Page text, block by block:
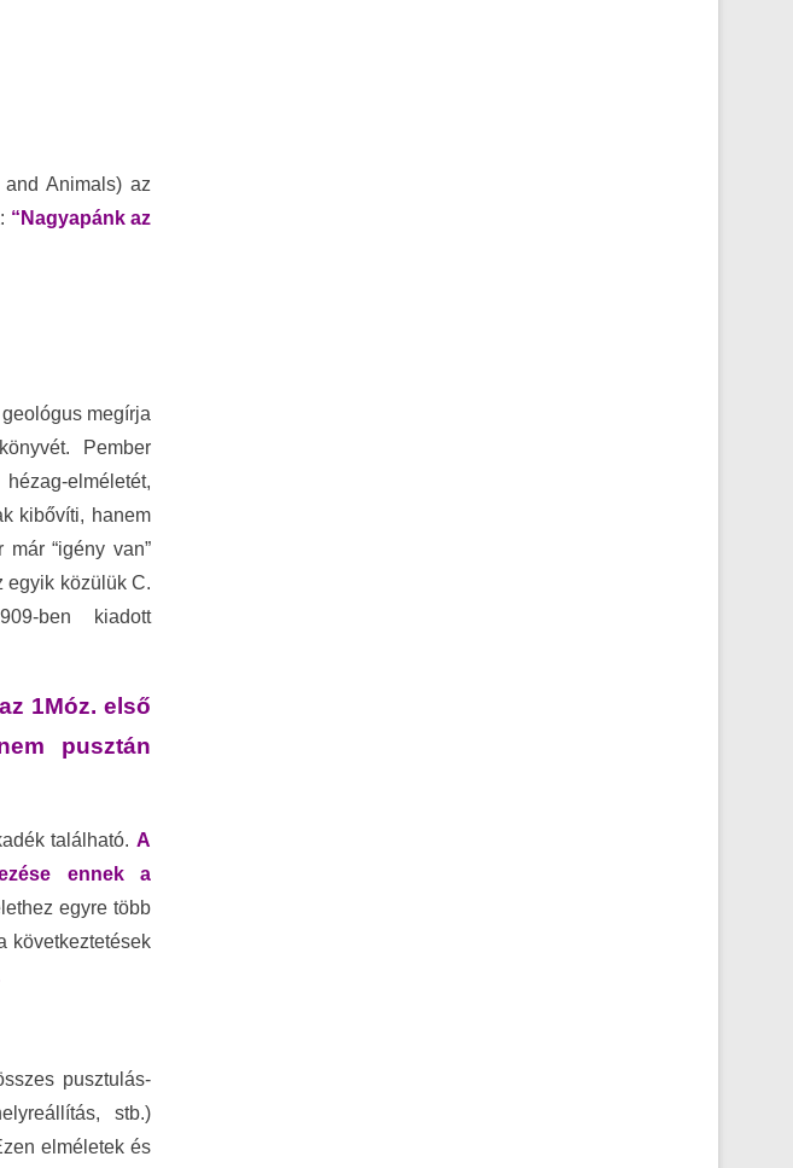
Animals) az
“Nagyapánk az
megírja
Pember
elméletét,
kibővíti, hanem
“igény van”
egyik közülük C.
ben kiadott
1Móz. első
pusztán
található. A
ennek a
egyre több
következtetések
pusztulás-
stb.)
elméletek és